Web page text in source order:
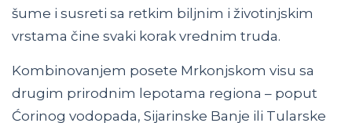
šume i susreti sa retkim biljnim i životinjskim
vrstama čine svaki korak vrednim truda.
Kombinovanjem posete Mrkonjskom visu sa
drugim prirodnim lepotama regiona – poput
Ćorinog vodopada, Sijarinske Banje ili Tularske